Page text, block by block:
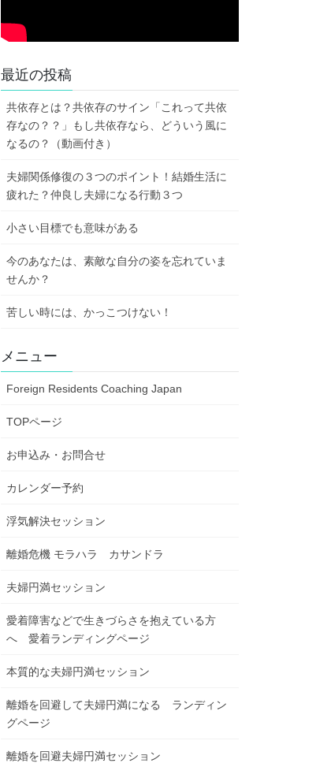
最近の投稿
共依存とは？共依存のサイン「これって共依
存なの？？」もし共依存なら、どういう風に
なるの？（動画付き）
夫婦関係修復の３つのポイント！結婚生活に
疲れた？仲良し夫婦になる行動３つ
小さい目標でも意味がある
今のあなたは、素敵な自分の姿を忘れていま
せんか？
苦しい時には、かっこつけない！
メニュー
Foreign Residents Coaching Japan
TOPページ
お申込み・お問合せ
カレンダー予約
浮気解決セッション
離婚危機 モラハラ カサンドラ
夫婦円満セッション
愛着障害などで生きづらさを抱えている方
へ 愛着ランディングページ
本質的な夫婦円満セッション
離婚を回避して夫婦円満になる ランディン
グページ
離婚を回避夫婦円満セッション